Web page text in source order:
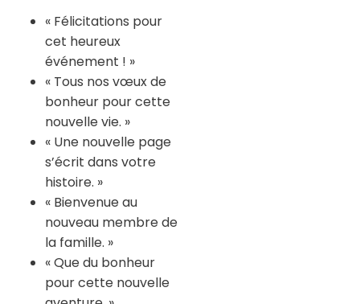
« Félicitations pour
cet heureux
événement ! »
« Tous nos vœux de
bonheur pour cette
nouvelle vie. »
« Une nouvelle page
s’écrit dans votre
histoire. »
« Bienvenue au
nouveau membre de
la famille. »
« Que du bonheur
pour cette nouvelle